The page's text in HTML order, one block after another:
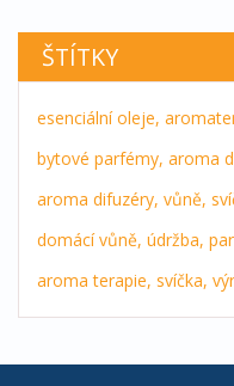
ŠTÍTKY
esenciální oleje,
bytové parfémy, aroma
aroma difuzéry, vůně,
domácí vůně, údržba,
aroma terapie, svíčka,